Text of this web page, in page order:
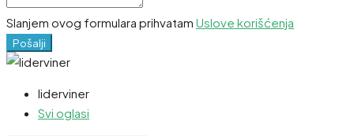
Slanjem ovog formulara prihvatam Uslove korišćenja
Pošalji
liderviner
Svi oglasi